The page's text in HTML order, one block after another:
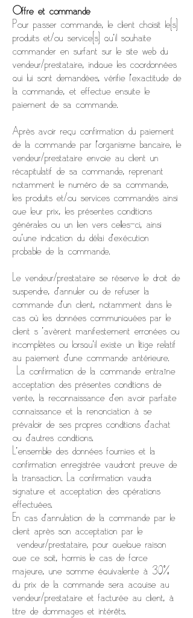
Offre et commande
Pour passer commande, le client choisit le(s)
produits et/ou service(s) qu’il souhaite
commander en surfant sur le site web du
vendeur/prestataire, indique les coordonnées
qui lui sont demandées, vérifie l'exactitude de
la commande, et effectue ensuite le
paiement de sa commande.
Après avoir reçu confirmation du paiement
de la commande par l'organisme bancaire, le
vendeur/prestataire envoie au client un
récapitulatif de sa commande, reprenant
notamment le numéro de sa commande,
les produits et/ou services commandés ainsi
que leur prix, les présentes conditions
générales ou un lien vers celles-ci, ainsi
qu’une indication du délai d’exécution
probable de la commande.
Le vendeur/prestataire se réserve le droit de
suspendre, d’annuler ou de refuser la
commande d’un client, notamment dans le
cas où les données communiquées par le
client s ’avèrent manifestement erronées ou
incomplètes ou lorsqu’il existe un litige relatif
au paiement d’une commande antérieure.
​ La confirmation de la commande entraîne
acceptation des présentes conditions de
vente, la reconnaissance d’en avoir parfaite
connaissance et la renonciation à se
prévaloir de ses propres conditions d’achat
ou d’autres conditions.
L’ensemble des données fournies et la
confirmation enregistrée vaudront preuve de
la transaction. La confirmation vaudra
signature et acceptation des opérations
effectuées.
En cas d’annulation de la commande par le
client après son acceptation par le
vendeur/prestataire, pour quelque raison
que ce soit, hormis le cas de force
majeure, une somme équivalente à 30%
du prix de la commande sera acquise au
vendeur/prestataire et facturée au client, à
titre de dommages et intérêts.